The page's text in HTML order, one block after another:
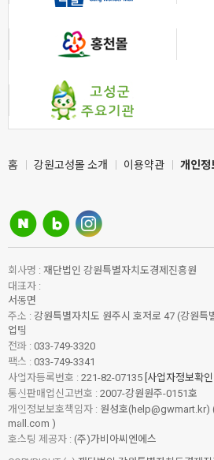
홈 강원고성몰 소개 이용약관 개인정
회사명 : 재단법인 강원특별자치도경제진흥원
대표자 :
서동면
주소 : 강원특별자치도 원주시 호저로 47 (강원특
업팀
전화 : 033-749-3320
팩스 : 033-749-3341
사업자등록번호 : 221-82-07135 [사업자정보확인 ]
통신판매업신고번호 : 2007-강원원주-0151호
개인정보보호책임자 : 원성호(help@gwmart.kr)
mall.com )
호스팅 제공자 : (주)가비아씨엔에스